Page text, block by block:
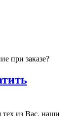
тех из Вас, наши